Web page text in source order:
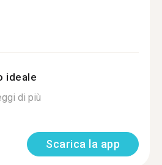
ideale
di più
Scarica la app